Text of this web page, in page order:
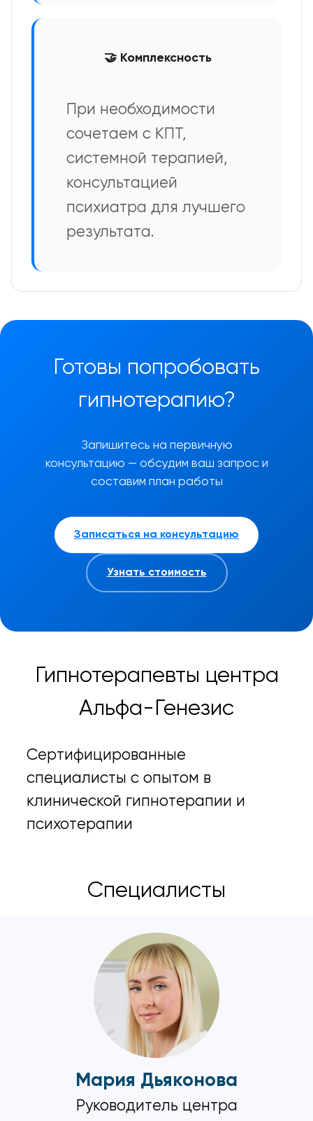
🤝 Комплексность
При необходимости
сочетаем с КПТ,
системной терапией,
консультацией
психиатра для лучшего
результата.
Готовы попробовать
гипнотерапию?
Запишитесь на первичную
консультацию — обсудим ваш запрос и
составим план работы
Записаться на консультацию
Узнать стоимость
Гипнотерапевты центра
Альфа-Генезис
Сертифицированные
специалисты с опытом в
клинической гипнотерапии и
психотерапии
Специалисты
Мария Дьяконова
Руководитель центра